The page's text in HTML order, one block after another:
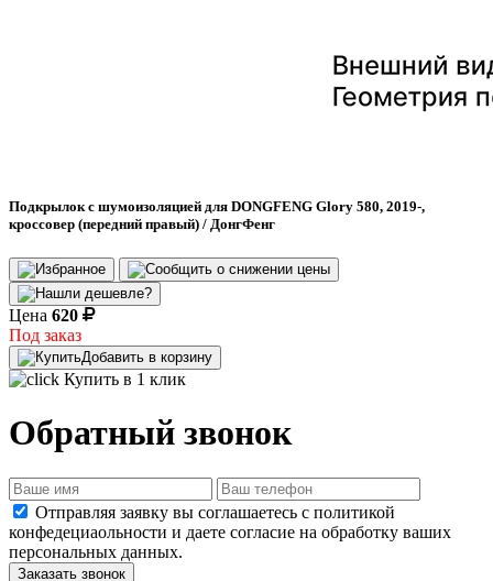
Подкрылок с шумоизоляцией для DONGFENG Glory 580, 2019-,
кроссовер (передний правый) / ДонгФенг
Цена 620
Под заказ
Добавить в корзину
Купить в 1 клик
Обратный звонок
Отправляя заявку вы соглашаетесь с политикой
конфедециаольности и даете согласие на обработку ваших
персональных данных.
Заказать звонок